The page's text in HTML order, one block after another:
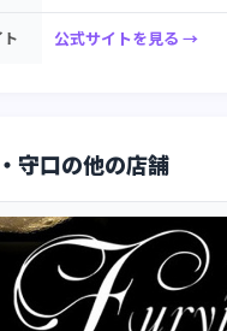
公式サイトを見る →
守口の他の店舗